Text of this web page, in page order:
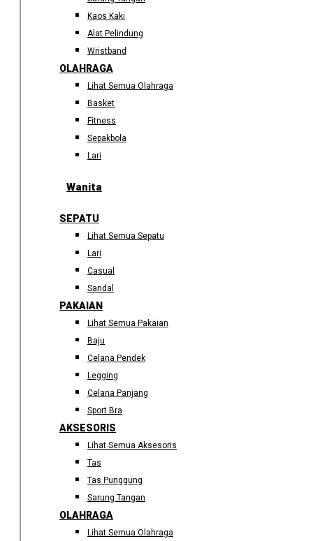
Kaos Kaki
Alat Pelindung
Wristband
OLAHRAGA
Lihat Semua Olahraga
Basket
Fitness
Sepakbola
Lari
Wanita
SEPATU
Lihat Semua Sepatu
Lari
Casual
Sandal
PAKAIAN
Lihat Semua Pakaian
Baju
Celana Pendek
Legging
Celana Panjang
Sport Bra
AKSESORIS
Lihat Semua Aksesoris
Tas
Tas Punggung
Sarung Tangan
OLAHRAGA
Lihat Semua Olahraga